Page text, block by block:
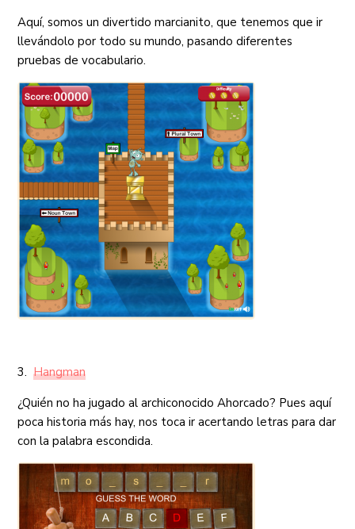
Aquí, somos un divertido marcianito, que tenemos que ir
llevándolo por todo su mundo, pasando diferentes
pruebas de vocabulario.
3.Hangman
¿Quién no ha jugado al archiconocido Ahorcado? Pues aquí
poca historia más hay, nos toca ir acertando letras para dar
con la palabra escondida.